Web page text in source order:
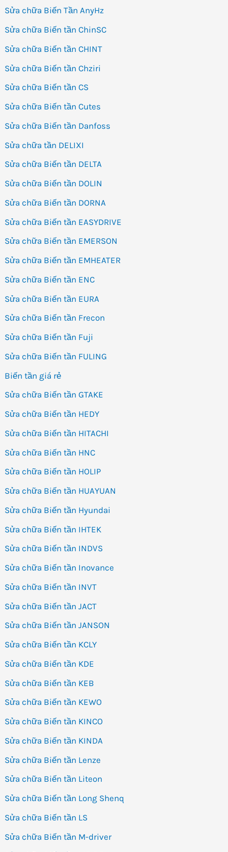
Sửa chữa Biến Tần AnyHz
Sửa chữa Biến tần ChinSC
Sửa chữa Biến tần CHINT
Sửa chữa Biến tần Chziri
Sửa chữa Biến tần CS
Sửa chữa Biến tần Cutes
Sửa chữa Biến tần Danfoss
Sửa chữa tần DELIXI
Sửa chữa Biến tần DELTA
Sửa chữa Biến tần DOLIN
Sửa chữa Biến tần DORNA
Sửa chữa Biến tần EASYDRIVE
Sửa chữa Biến tần EMERSON
Sửa chữa Biến tần EMHEATER
Sửa chữa Biến tần ENC
Sửa chữa Biến tần EURA
Sửa chữa Biến tần Frecon
Sửa chữa Biến tần Fuji
Sửa chữa Biến tần FULING
Biến tần giá rẻ
Sửa chữa Biến tần GTAKE
Sửa chữa Biến tần HEDY
Sửa chữa Biến tần HITACHI
Sửa chữa Biến tần HNC
Sửa chữa Biến tần HOLIP
Sửa chữa Biến tần HUAYUAN
Sửa chữa Biến tần Hyundai
Sửa chữa Biến tần IHTEK
Sửa chữa Biến tần INDVS
Sửa chữa Biến tần Inovance
Sửa chữa Biến tần INVT
Sửa chữa Biến tần JACT
Sửa chữa Biến tần JANSON
Sửa chữa Biến tần KCLY
Sửa chữa Biến tần KDE
Sửa chữa Biến tần KEB
Sửa chữa Biến tần KEWO
Sửa chữa Biến tần KINCO
Sửa chữa Biến tần KINDA
Sửa chữa Biến tần Lenze
Sửa chữa Biến tần Liteon
Sửa chữa Biến tần Long Shenq
Sửa chữa Biến tần LS
Sửa chữa Biến tần M-driver